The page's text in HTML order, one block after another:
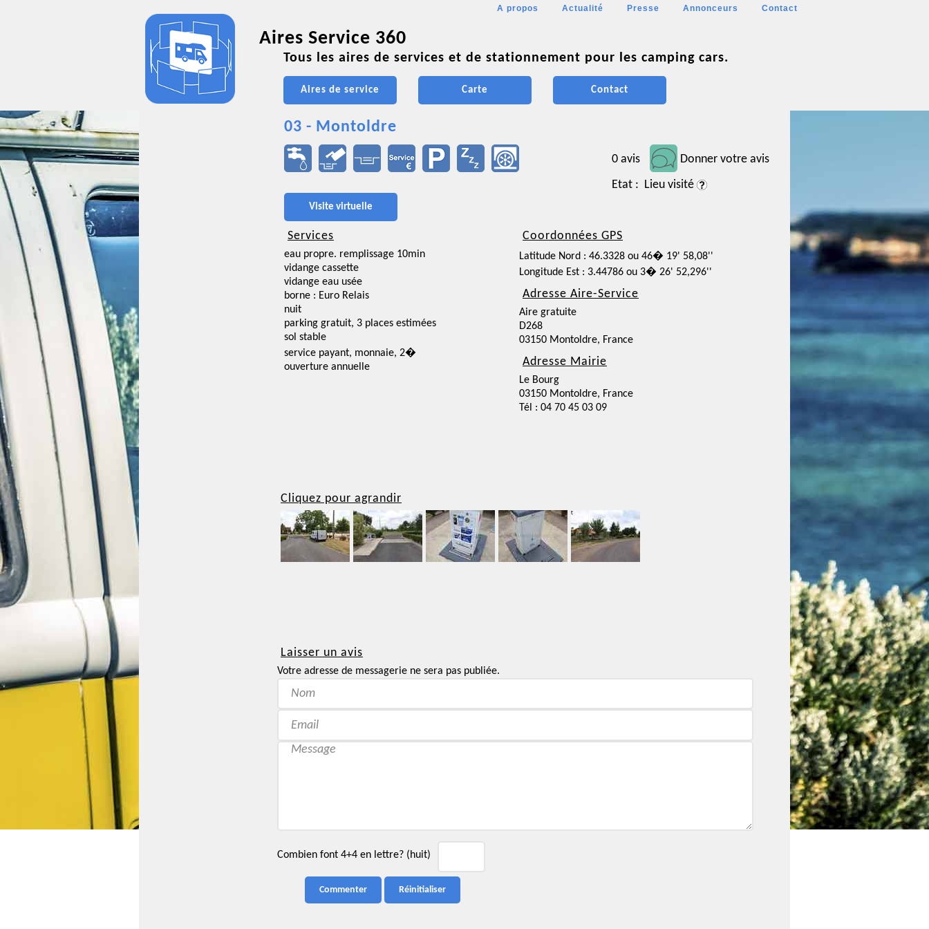
A propos Actualité Presse Annonceurs Contact
Aires Service 360
Tous les aires de services et de stationnement pour les camping cars.
Aires de service Carte Contact
03 - Montoldre
0 avis
Donner votre avis
Etat : Lieu visité
Visite virtuelle
Services
eau propre. remplissage 10min
vidange cassette
vidange eau usée
borne : Euro Relais
nuit
parking gratuit, 3 places estimées
sol stable
service payant, monnaie, 2�
ouverture annuelle
Coordonnées GPS
Latitude Nord : 46.3328 ou 46� 19' 58,08''
Longitude Est : 3.44786 ou 3� 26' 52,296''
Adresse Aire-Service
Aire gratuite
D268
03150 Montoldre, France
Adresse Mairie
Le Bourg
03150 Montoldre, France
Tél : 04 70 45 03 09
Cliquez pour agrandir
Laisser un avis
Votre adresse de messagerie ne sera pas publiée.
Combien font 4+4 en lettre? (huit)